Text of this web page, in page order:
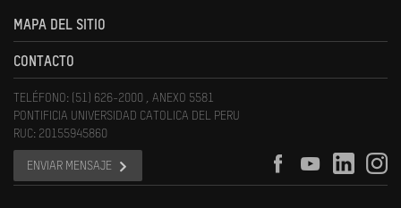
MAPA DEL SITIO
CONTACTO
TELÉFONO: (51) 626-2000 , ANEXO 5581
PONTIFICIA UNIVERSIDAD CATOLICA DEL PERU
RUC: 20155945860
ENVIAR MENSAJE